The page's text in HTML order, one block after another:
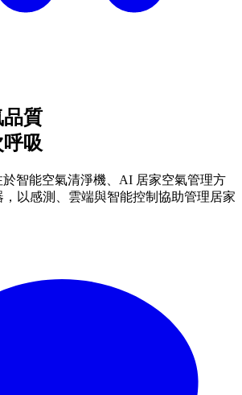
質
吸
於智能空氣清淨機、AI 居家空氣管理方
以感測、雲端與智能控制協助管理居家